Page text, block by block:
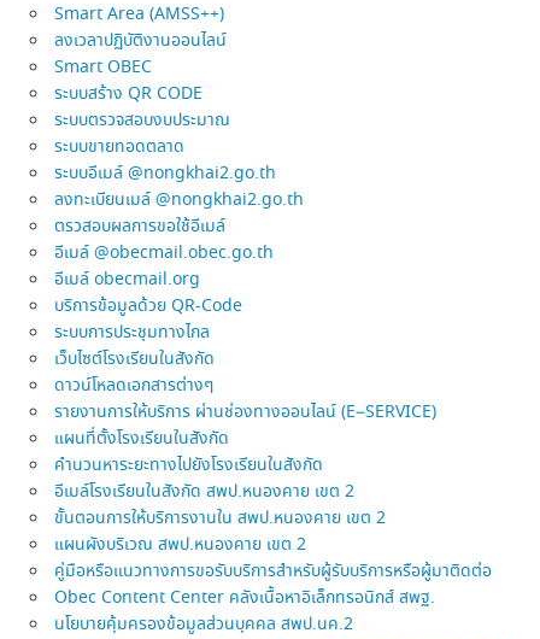
Smart Area (AMSS++)
ลงเวลาปฏิบัติงานออนไลน์
Smart OBEC
ระบบสร้าง QR CODE
ระบบตรวจสอบงบประมาณ
ระบบขายทอดตลาด
ระบบอีเมล์ @nongkhai2.go.th
ลงทะเบียนเมล์ @nongkhai2.go.th
ตรวสอบผลการขอใช้อีเมล์
อีเมล์ @obecmail.obec.go.th
อีเมล์ obecmail.org
บริการข้อมูลด้วย QR-Code
ระบบการประชุมทางไกล
เว็บไซต์โรงเรียนในสังกัด
ดาวน์โหลดเอกสารต่างๆ
รายงานการให้บริการ ผ่านช่องทางออนไลน์ (E–SERVICE)
แผนที่ตั้งโรงเรียนในสังกัด
คำนวนหาระยะทางไปยังโรงเรียนในสังกัด
อีเมล์โรงเรียนในสังกัด สพป.หนองคาย เขต 2
ขั้นตอนการให้บริการงานใน สพป.หนองคาย เขต 2
แผนผังบริเวณ สพป.หนองคาย เขต 2
คู่มือหรือแนวทางการขอรับบริการสำหรับผู้รับบริการหรือผู้มาติดต่อ
Obec Content Center คลังเนื้อหาอิเล็กทรอนิกส์ สพฐ.
นโยบายคุ้มครองข้อมูลส่วนบุคคล สพป.นค.2